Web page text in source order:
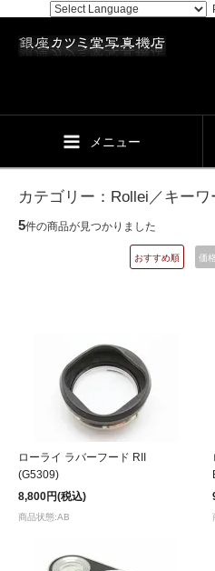
メニュー
カテゴリー：Rollei／キー
5件の商品が見つかりました
おすすめ順 価
ローライ ラバーフード RII
(G5309)
8,800円(税込)
商品状態:AB